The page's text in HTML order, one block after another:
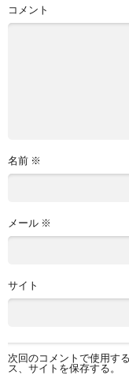
コメント
名前 ※
メール ※
サイト
次回のコメントで使用す
ス、サイトを保存する。